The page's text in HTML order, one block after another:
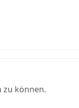
zu können.